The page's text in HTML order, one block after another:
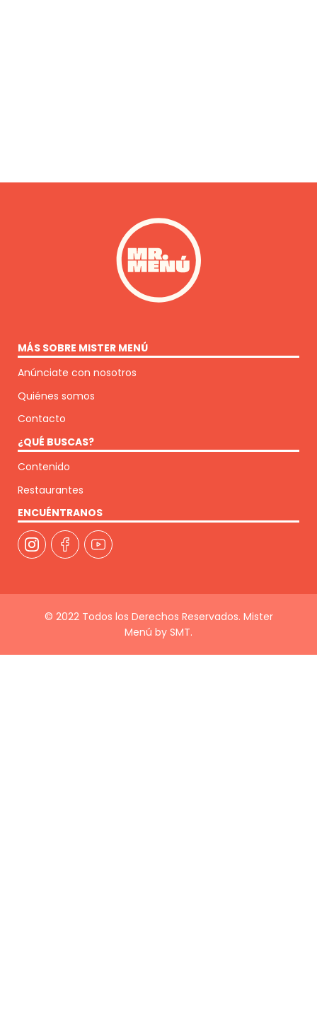
MÁS SOBRE MISTER MENÚ
Anúnciate con nosotros
Quiénes somos
Contacto
¿QUÉ BUSCAS?
Contenido
Restaurantes
ENCUÉNTRANOS
© 2022 Todos los Derechos Reservados. Mister
Menú by SMT.